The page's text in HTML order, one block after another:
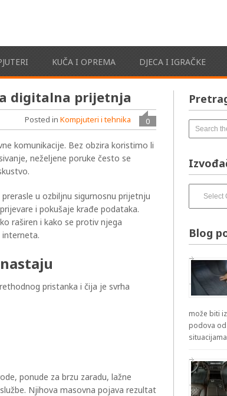
KUČA I OPREMA DJECA I IGRAČKE
digitalna prijetnja
0
Posted inKompjuteri i tehnika
komunikacije. Bez obzira koristimo li
neželjene poruke često se
u ozbiljnu sigurnosnu prijetnju
i pokušaje krađe podataka.
raširen i kako se protiv njega
pristanka i čija je svrha
ponude za brzu zaradu, lažne
Njihova masovna pojava rezultat
pesama
Blog
može biti
podova od